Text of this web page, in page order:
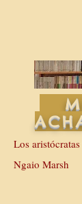
Los
Ngaio Marsh